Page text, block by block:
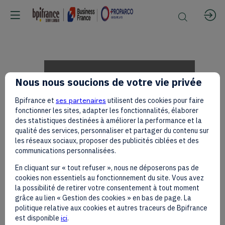
Hindatou
AMADOU
on
the
Nous nous soucions de votre vie privée
Bpifrance et ses partenaires utilisent des cookies pour faire
fonctionner les sites, adapter les fonctionnalités, élaborer
des statistiques destinées à améliorer la performance et la
qualité des services, personnaliser et partager du contenu sur
les réseaux sociaux, proposer des publicités ciblées et des
communications personnalisées.
En cliquant sur « tout refuser », nous ne déposerons pas de
cookies non essentiels au fonctionnement du site. Vous avez
la possibilité de retirer votre consentement à tout moment
grâce au lien « Gestion des cookies » en bas de page. La
politique relative aux cookies et autres traceurs de Bpifrance
est disponible ici.